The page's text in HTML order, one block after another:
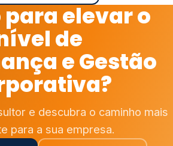
elevar o
de
e Gestão
e descubra o caminho mais
para a sua empresa.